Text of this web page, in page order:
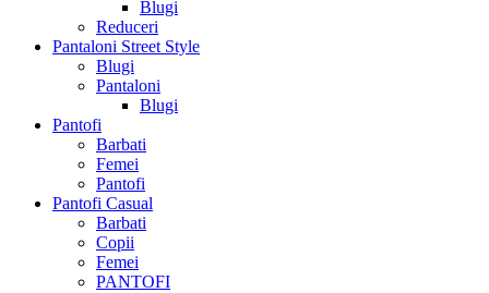
Blugi
Reduceri
Pantaloni Street Style
Blugi
Pantaloni
Blugi
Pantofi
Barbati
Femei
Pantofi
Pantofi Casual
Barbati
Copii
Femei
PANTOFI